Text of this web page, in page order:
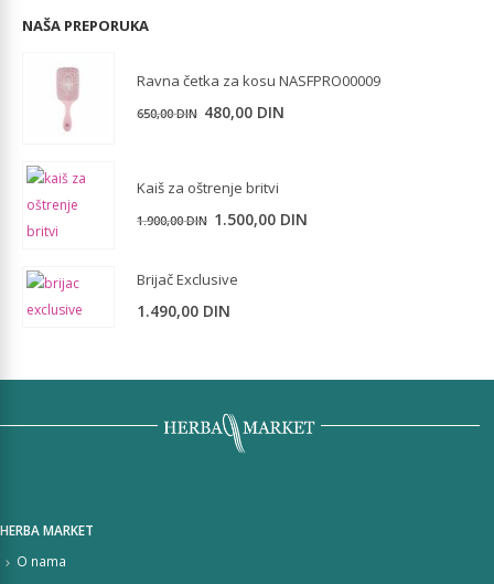
NAŠA PREPORUKA
Ravna četka za kosu NASFPRO00009
650,00DIN Originalna
bila:
650,00 DIN.
480,00 DIN
Kaiš za oštrenje britvi
1.900,00DIN Originalna
1.900,00 DIN.
1.500,00 DIN
Brijač Exclusive
1.490,00 DIN
HERBA MARKET
O nama